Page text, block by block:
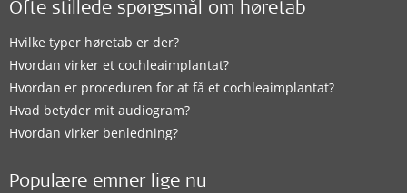
Ofte stillede spørgsmål om høretab
Hvilke typer høretab er der?
Hvordan virker et cochleaimplantat?
Hvordan er proceduren for at få et cochleaimplantat?
Hvad betyder mit audiogram?
Hvordan virker benledning?
Populære emner lige nu